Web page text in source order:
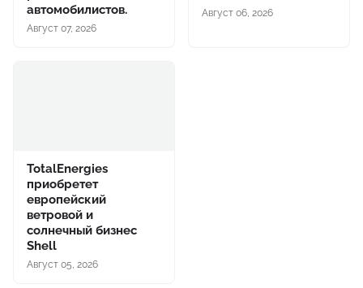
автомобилистов.
Август 07, 2026
Август 06, 2026
TotalEnergies
приобретет
европейский
ветровой и
солнечный бизнес
Shell
Август 05, 2026